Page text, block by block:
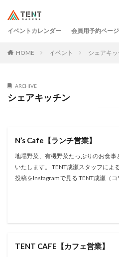
イベントカレンダー 会員用予約ページ
HOME イベント シェアキ
ARCHIVE
シェアキッチン
N’s Cafe【ランチ営業】
地場野菜、有機野菜たっぷりのお食
いたします。 TENT成瀬スタッフによ
投稿をInstagramで見る TENT成瀬（
TENT CAFE【カフェ営業】